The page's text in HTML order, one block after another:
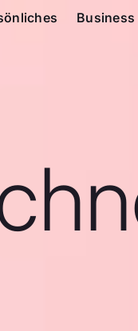
Business